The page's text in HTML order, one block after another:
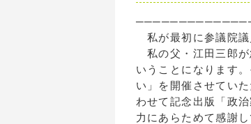
私が最初に参議院議
私の父・江田三郎が
いうことになります
い」を開催させてい
わせて記念出版「政
力にあらためて感謝